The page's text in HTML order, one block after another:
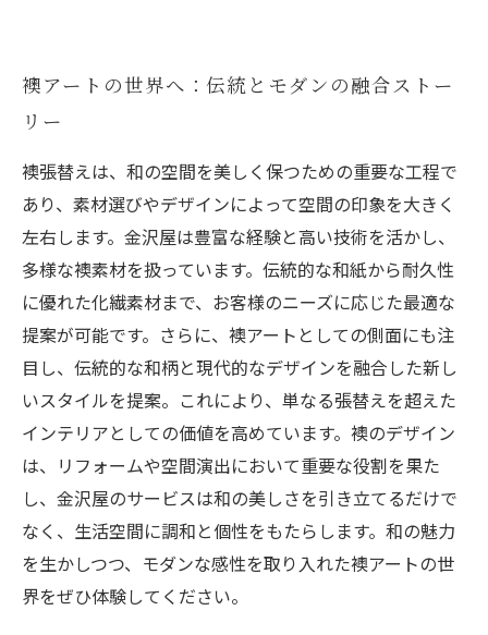
襖アートの世界へ：伝統とモダンの融合ストー
リー
襖張替えは、和の空間を美しく保つための重要な工程で
あり、素材選びやデザインによって空間の印象を大きく
左右します。金沢屋は豊富な経験と高い技術を活かし、
多様な襖素材を扱っています。伝統的な和紙から耐久性
に優れた化繊素材まで、お客様のニーズに応じた最適な
提案が可能です。さらに、襖アートとしての側面にも注
目し、伝統的な和柄と現代的なデザインを融合した新し
いスタイルを提案。これにより、単なる張替えを超えた
インテリアとしての価値を高めています。襖のデザイン
は、リフォームや空間演出において重要な役割を果た
し、金沢屋のサービスは和の美しさを引き立てるだけで
なく、生活空間に調和と個性をもたらします。和の魅力
を生かしつつ、モダンな感性を取り入れた襖アートの世
界をぜひ体験してください。